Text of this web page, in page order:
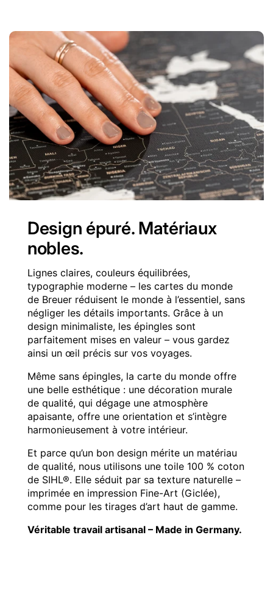
Design épuré. Matériaux
nobles.
Lignes claires, couleurs équilibrées,
typographie moderne – les cartes du monde
de Breuer réduisent le monde à l’essentiel, sans
négliger les détails importants. Grâce à un
design minimaliste, les épingles sont
parfaitement mises en valeur – vous gardez
ainsi un œil précis sur vos voyages.
Même sans épingles, la carte du monde offre
une belle esthétique : une décoration murale
de qualité, qui dégage une atmosphère
apaisante, offre une orientation et s’intègre
harmonieusement à votre intérieur.
Et parce qu’un bon design mérite un matériau
de qualité, nous utilisons une toile 100 % coton
de SIHL®. Elle séduit par sa texture naturelle –
imprimée en impression Fine-Art (Giclée),
comme pour les tirages d’art haut de gamme.
Véritable travail artisanal – Made in Germany.